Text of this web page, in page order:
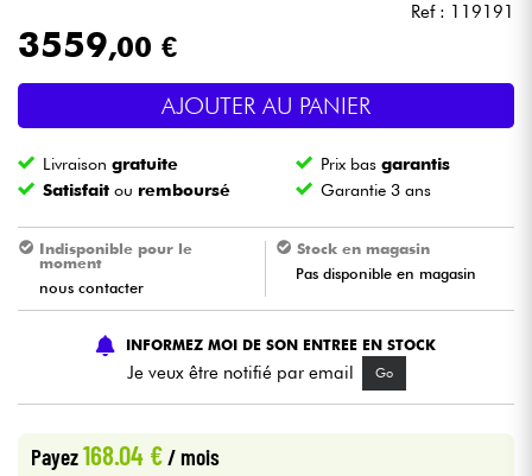
Eclairage
Batteries & Percu
Vents
Violons & Quatuor
Eveil Musical
Câbles & Access.
Ref : 119191
3559,00 €
AJOUTER AU PANIER
Livraisongratuite Prix basgarantis
Satisfait ou remboursé Garantie 3 ans
Indisponible pour le
moment
nous contacter
Stock en magasin
Pas disponible en magasin
INFORMEZ MOI DE SON ENTREE EN STOCK
Je veux être notifié par email Go
Payez168.04 €/ mois